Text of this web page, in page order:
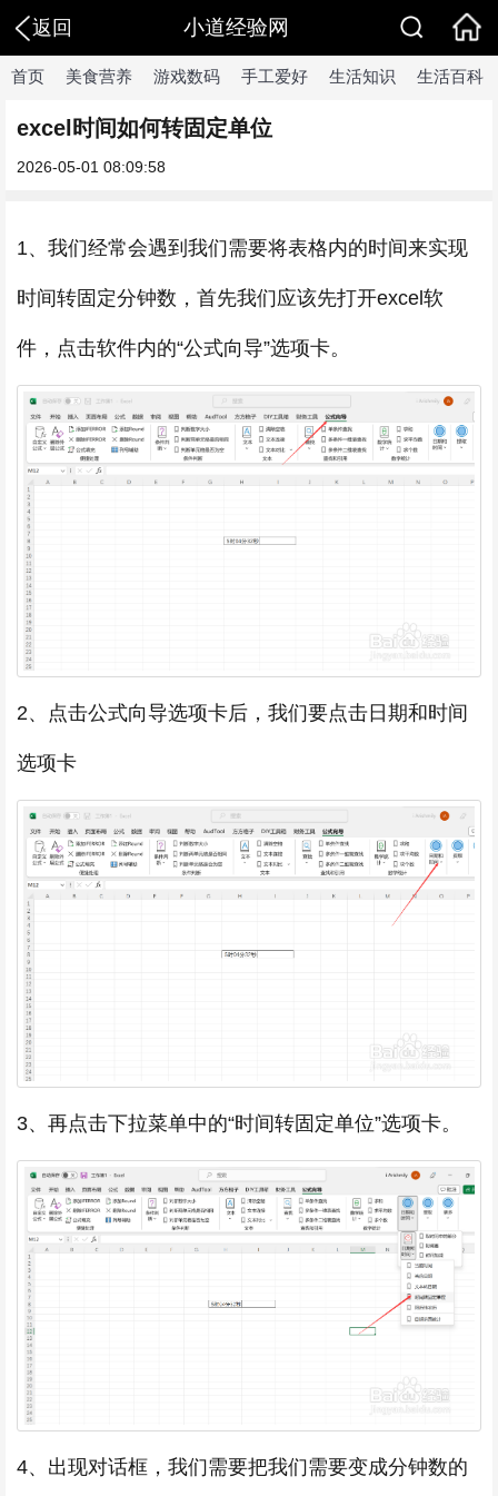
返回 小道经验网
首页 美食营养 游戏数码 手工爱好 生活知识 生活百科
excel时间如何转固定单位
2026-05-01 08:09:58
1、我们经常会遇到我们需要将表格内的时间来实现
时间转固定分钟数，首先我们应该先打开excel软
件，点击软件内的“公式向导”选项卡。
2、点击公式向导选项卡后，我们要点击日期和时间
选项卡
3、再点击下拉菜单中的“时间转固定单位”选项卡。
4、出现对话框，我们需要把我们需要变成分钟数的